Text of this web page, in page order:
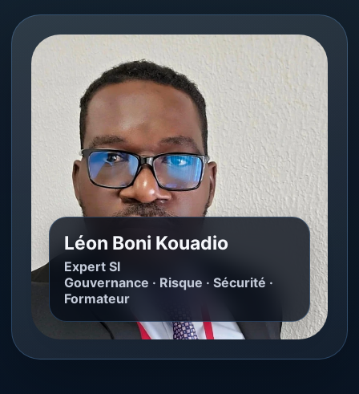
Léon Boni Kouadio
Expert SI
Gouvernance · Risque · Sécurité ·
Formateur